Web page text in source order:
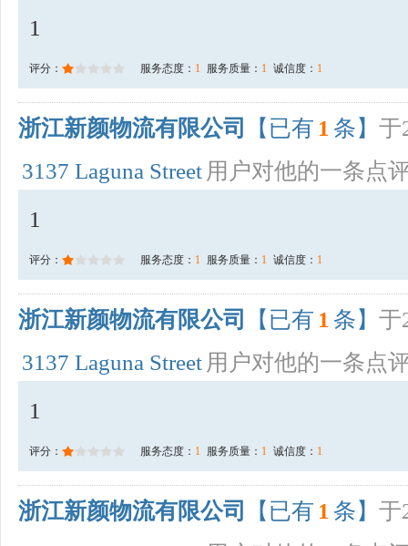
1
评分： 服务态度： 1 服务质量： 1 诚信度： 1
浙江新颜物流有限公司 【已有 1 条】 于
3137 Laguna Street 用户对他的一条点
1
评分： 服务态度： 1 服务质量： 1 诚信度： 1
浙江新颜物流有限公司 【已有 1 条】 于
3137 Laguna Street 用户对他的一条点
1
评分： 服务态度： 1 服务质量： 1 诚信度： 1
浙江新颜物流有限公司 【已有 1 条】 于